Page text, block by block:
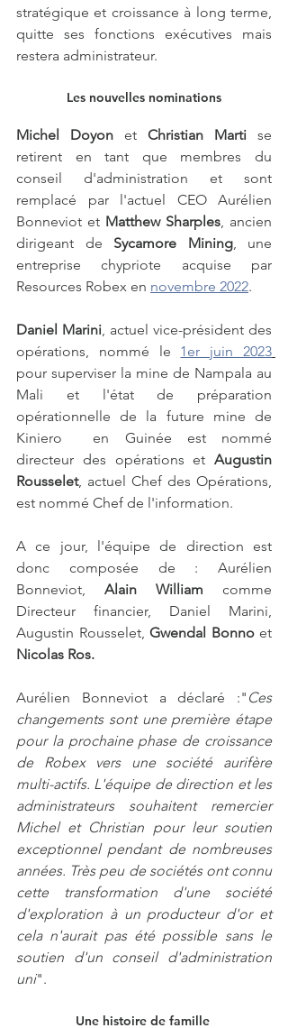
stratégique et croissance à long terme,
quitte ses fonctions exécutives mais
restera administrateur.
Les nouvelles nominations
Michel Doyon et Christian Marti se
retirent en tant que membres du
conseil d'administration et sont
remplacé par l'actuel CEO Aurélien
Bonneviot et Matthew Sharples, ancien
dirigeant de Sycamore Mining, une
entreprise chypriote acquise par
Resources Robex en novembre 2022.
Daniel Marini, actuel vice-président des
opérations, nommé le 1er juin 2023
pour superviser la mine de Nampala au
Mali et l'état de préparation
opérationnelle de la future mine de
Kiniero  en Guinée est nommé
directeur des opérations et Augustin
Rousselet, actuel Chef des Opérations,
est nommé Chef de l'information.
A ce jour, l'équipe de direction est
donc composée de : Aurélien
Bonneviot, Alain William comme
Directeur financier, Daniel Marini,
Augustin Rousselet, Gwendal Bonno
Nicolas Ros.
Aurélien Bonneviot a déclaré :" Ces
changements sont une première étape
pour la prochaine phase de croissance
de Robex vers une société aurifère
multi-actifs. L'équipe de direction et les
administrateurs souhaitent remercier
Michel et Christian pour leur soutien
exceptionnel pendant de nombreuses
années. Très peu de sociétés ont connu
cette transformation d'une société
d'exploration à un producteur d'or et
cela n'aurait pas été possible sans le
soutien d'un conseil d'administration
uni".
Une histoire de famille